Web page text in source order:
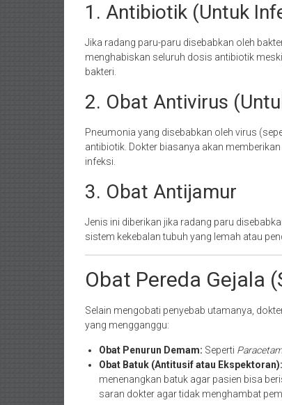
1. Antibiotik (Untuk
Jika radang paru-paru disebabkan oleh
menghabiskan seluruh dosis antibiotik
bakteri.
2. Obat Antivirus
Pneumonia yang disebabkan oleh virus
antibiotik. Dokter biasanya akan
infeksi.
3. Obat Antijamur
Jenis ini diberikan jika radang paru
sistem kekebalan tubuh yang lemah atau
Obat Pereda Gejala
Selain mengobati penyebab utamanya,
yang mengganggu:
Obat Penurun Demam: Seperti
Obat Batuk (Antitusif atau Ekspektoran):
menenangkan batuk agar pasien bisa
saran dokter agar tidak menghambat